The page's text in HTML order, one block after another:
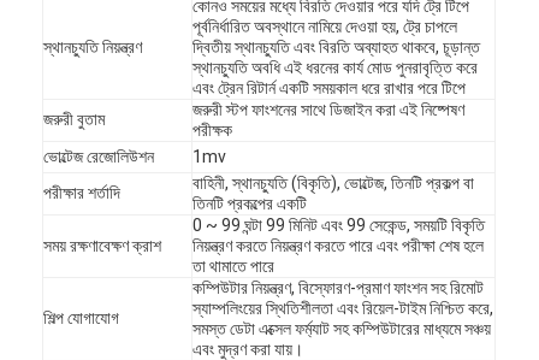
স্থানচ্যুতি নিয়ন্ত্রণ
কোনও সময়ের মধ্যে বিরতি দেওয়ার পরে যদি ট্রে টিপে
পূর্বনির্ধারিত অবস্থানে নামিয়ে দেওয়া হয়, ট্রে চাপলে
দ্বিতীয় স্থানচ্যুতি এবং বিরতি অব্যাহত থাকবে, চূড়ান্ত
স্থানচ্যুতি অবধি এই ধরনের কার্য মোড পুনরাবৃত্তি করে
এবং ট্রেন রিটার্ন একটি সময়কাল ধরে রাখার পরে টিপে
জরুরী বুতাম
জরুরী স্টপ ফাংশনের সাথে ডিজাইন করা এই নিষ্পেষণ
পরীক্ষক
ভোল্টেজ রেজোলিউশন
1mv
পরীক্ষার শর্তাদি
বাহিনী, স্থানচ্যুতি (বিকৃতি), ভোল্টেজ, তিনটি প্রকল্প বা
তিনটি প্রকল্পের একটি
সময় রক্ষণাবেক্ষণ ক্রাশ
0 ~ 99 ঘন্টা 99 মিনিট এবং 99 সেকেন্ড, সময়টি বিকৃতি
নিয়ন্ত্রণ করতে নিয়ন্ত্রণ করতে পারে এবং পরীক্ষা শেষ হলে
তা থামাতে পারে
শিল্প যোগাযোগ
কম্পিউটার নিয়ন্ত্রণ, বিস্ফোরণ-প্রমাণ ফাংশন সহ রিমোট
স্যাম্পলিংয়ের স্থিতিশীলতা এবং রিয়েল-টাইম নিশ্চিত করে,
সমস্ত ডেটা এক্সেল ফর্ম্যাট সহ কম্পিউটারের মাধ্যমে সঞ্চয়
এবং মুদ্রণ করা যায়।